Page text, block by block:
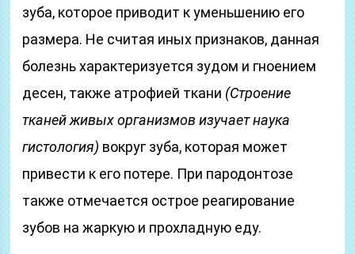
зуба, которое приводит к уменьшению его
размера. Не считая иных признаков, данная
болезнь характеризуется зудом и гноением
десен, также атрофией ткани (Строение
тканей живых организмов изучает наука
гистология) вокруг зуба, которая может
привести к его потере. При пародонтозе
также отмечается острое реагирование
зубов на жаркую и прохладную еду.